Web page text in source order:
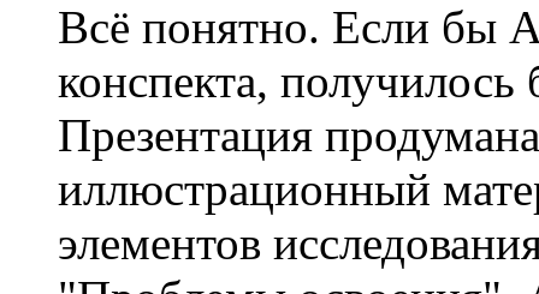
Всё понятно. Если бы
конспекта,
Презентация
иллюстрационный
элементов